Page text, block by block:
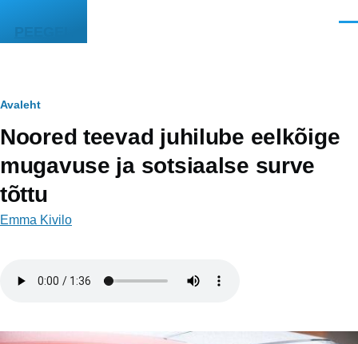
PEEGEL
Leivapuru
Avaleht
Noored teevad juhilube eelkõige
mugavuse ja sotsiaalse surve
tõttu
Emma Kivilo